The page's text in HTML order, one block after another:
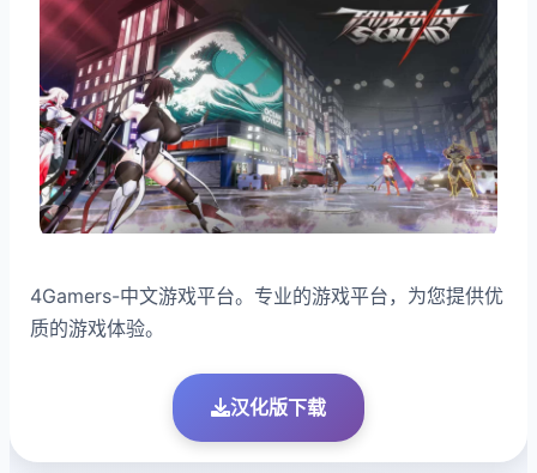
4Gamers-中文游戏平台。专业的游戏平台，为您提供优
质的游戏体验。
汉化版下载